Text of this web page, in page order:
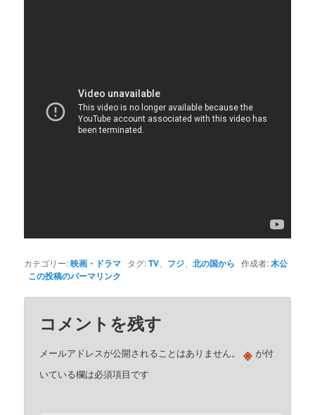
カテゴリー:映画・ドラマ タグ:TV フジ 、北の国から 作成者:木公
この投稿のパーマリンク
コメントを残す
メールアドレスが公開されることはありません。 ※ が付
いている欄は必須項目です